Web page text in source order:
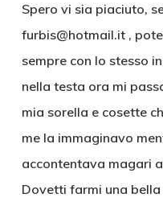
Spero vi sia piaciuto,
furbis@hotmail.it ,
sempre con lo stesso
nella testa ora mi
mia sorella e cosette
me la immaginavo
accontentava magari
Dovetti farmi una